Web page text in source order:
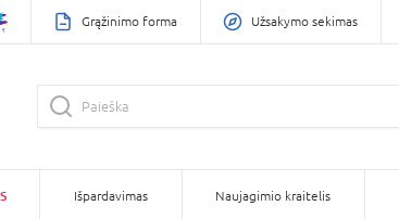
Grąžinimo forma Užsakymo sekimas
Išpardavimas Naujagimio kraitelis